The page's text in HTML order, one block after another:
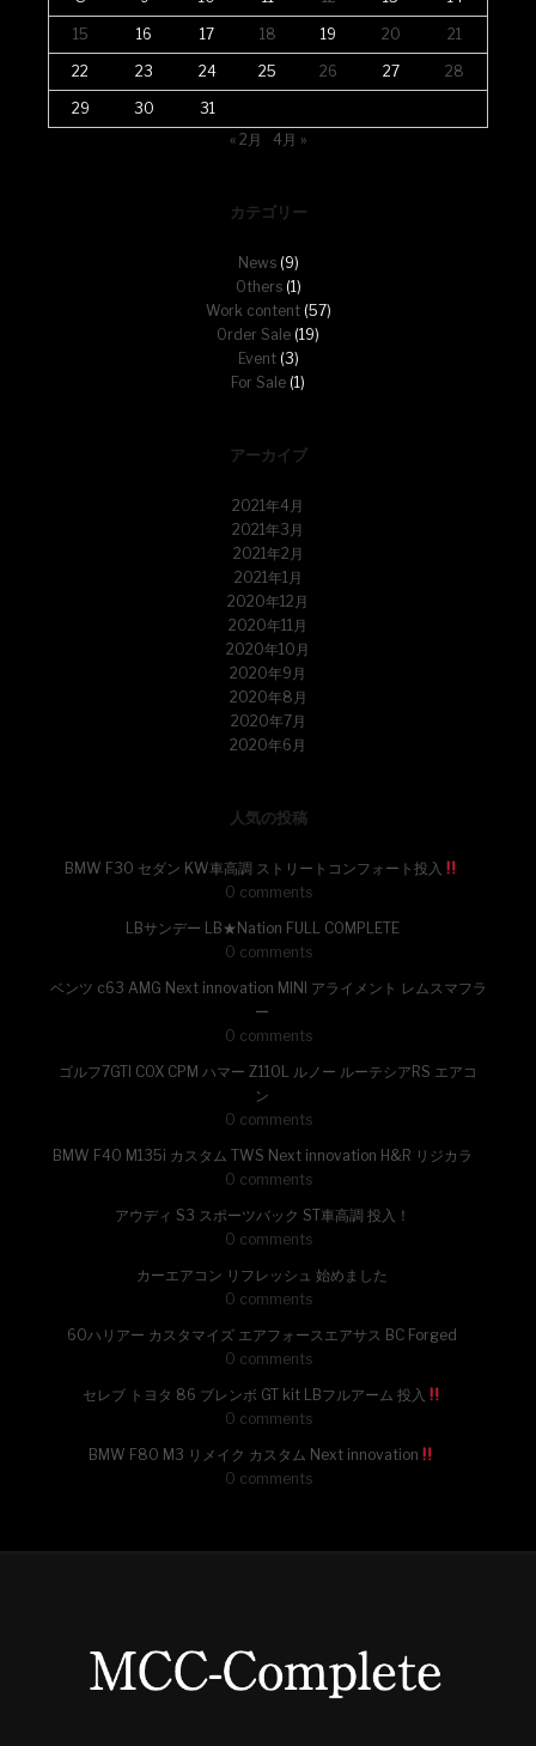
15 16 17 18 19 20 21
22 23 24 25 26 27 28
29 30
31
« 2月
4月 »
カテゴリー
News(9)
Others(1)
Work content(57)
Order Sale (19)
Event(3)
For Sale (1)
アーカイブ
2021年4月
2021年3月
2021年2月
2021年1月
2020年12月
2020年11月
2020年10月
2020年9月
2020年8月
2020年7月
2020年6月
人気の投稿
BMW F30 セダン KW車高調 ストリートコンフォート投入
0 comments
LBサンデー LB★Nation FULL COMPLETE
0 comments
ベンツ c63 AMG Next innovation MINI アライメント レムスマフラ
ー
0 comments
ゴルフ7GTI COX CPM ハマー Z110L ルノー ルーテシアRS エアコ
ン
0 comments
BMW F40 M135i カスタム TWS Next innovation H&R リジカラ
0 comments
アウディ S3 スポーツバック ST車高調 投入！
0 comments
カーエアコン リフレッシュ 始めました
0 comments
60ハリアー カスタマイズ エアフォースエアサス BC Forged
0 comments
セレブ トヨタ 86 ブレンボ GT kit LBフルアーム 投入
0 comments
BMW F80 M3 リメイク カスタム Next innovation
0 comments